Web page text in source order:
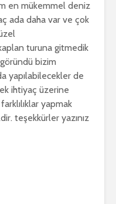
en mükemmel deniz
ada daha var ve çok
turuna gitmedik
bizim
yapılabilecekler de
ihtiyaç üzerine
yapmak
teşekkürler yazınız